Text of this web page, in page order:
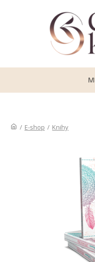
/ E-shop / Knihy